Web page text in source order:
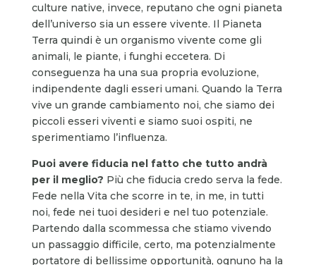
culture native, invece, reputano che ogni pianeta
dell’universo sia un essere vivente. Il Pianeta
Terra quindi è un organismo vivente come gli
animali, le piante, i funghi eccetera. Di
conseguenza ha una sua propria evoluzione,
indipendente dagli esseri umani. Quando la Terra
vive un grande cambiamento noi, che siamo dei
piccoli esseri viventi e siamo suoi ospiti, ne
sperimentiamo l’influenza.
Puoi avere fiducia nel fatto che tutto andrà
per il meglio? Più che fiducia credo serva la fede.
Fede nella Vita che scorre in te, in me, in tutti
noi, fede nei tuoi desideri e nel tuo potenziale.
Partendo dalla scommessa che stiamo vivendo
un passaggio difficile, certo, ma potenzialmente
portatore di bellissime opportunità, ognuno ha la